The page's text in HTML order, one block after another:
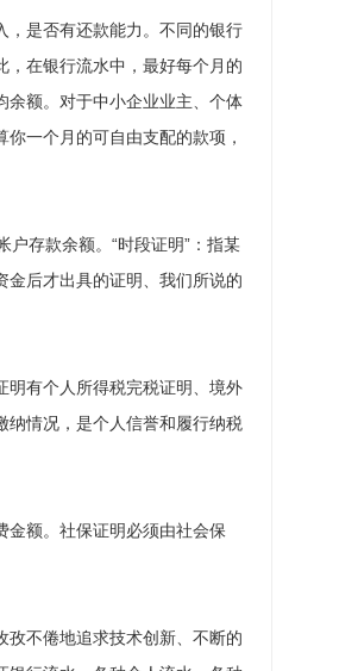
，是否有还款能力。不同的银行
，在银行流水中，最好每个月的
余额。对于中小企业业主、个体
一个月的可自由支配的款项，
户存款余额。“时段证明”：指某
金后才出具的证明、我们所说的
明有个人所得税完税证明、境外
纳情况，是个人信誉和履行纳税
金额。社保证明必须由社会保
孜不倦地追求技术创新、不断的